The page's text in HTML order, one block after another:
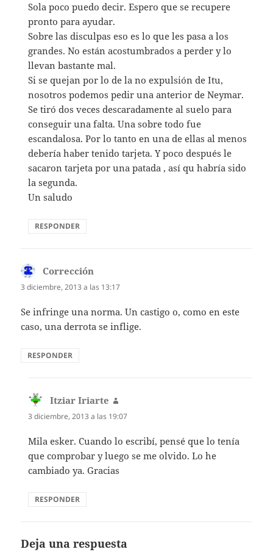
Sola poco puedo decir. Espero que se recupere
pronto para ayudar.
Sobre las disculpas eso es lo que les pasa a los
grandes. No están acostumbrados a perder y lo
llevan bastante mal.
Si se quejan por lo de la no expulsión de Itu,
nosotros podemos pedir una anterior de Neymar.
Se tiró dos veces descaradamente al suelo para
conseguir una falta. Una sobre todo fue
escandalosa. Por lo tanto en una de ellas al menos
debería haber tenido tarjeta. Y poco después le
sacaron tarjeta por una patada , así qu habría sido
la segunda.
Un saludo
RESPONDER
Corrección
3 diciembre, 2013 a las 13:17
Se infringe una norma. Un castigo o, como en este
caso, una derrota se inflige.
RESPONDER
Itziar Iriarte
3 diciembre, 2013 a las 19:07
Mila esker. Cuando lo escribí, pensé que lo tenía
que comprobar y luego se me olvido. Lo he
cambiado ya. Gracias
RESPONDER
Deja una respuesta